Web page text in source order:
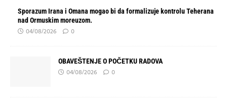
Sporazum Irana i Omana mogao bi da formalizuje kontrolu Teherana
nad Ormuskim moreuzom.
04/08/2026 0
OBAVEŠTENJE O POČETKU RADOVA
04/08/2026 0